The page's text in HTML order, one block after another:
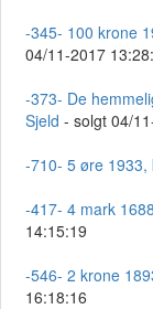
-345- 100 krone
04/11-2017
-373- De
Sjeld - solgt 04/
-710- 5 øre 1933,
-417- 4 mark
14:15:19
-546- 2 krone
16:18:16